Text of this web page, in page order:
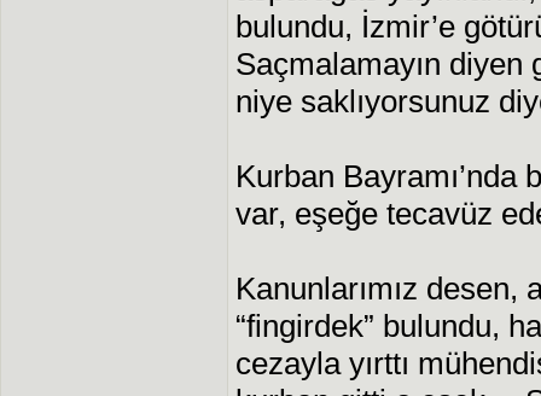
bulundu, İzmir’e
Saçmalamayın
niye saklıyorsunuz
Kurban Bayramı’nda
var, eşeğe tecavüz
Kanunlarımız
“fingirdek” bulundu,
cezayla yırttı